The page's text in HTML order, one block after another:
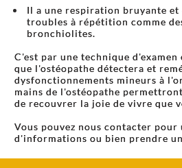
Il a une respiration bruyante et
troubles à répétition comme
bronchiolites.
C'est par une technique
que l'ostéopathe détectera et
dysfonctionnements mineurs à
mains de l'ostéopathe
de recouvrer la joie de vivre que
Vous pouvez nous contacter pour
d'informations ou bien prendre